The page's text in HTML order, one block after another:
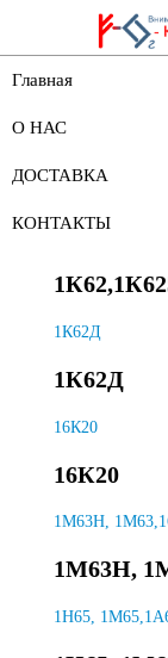
Главная
О НАС
ДОСТАВКА
КОНТАКТЫ
НАШ
ЗАПАСНЫЕ
1К62Д
1К62Д
16К20
16К20
1М63Н,
1М63Н,
1Н65,